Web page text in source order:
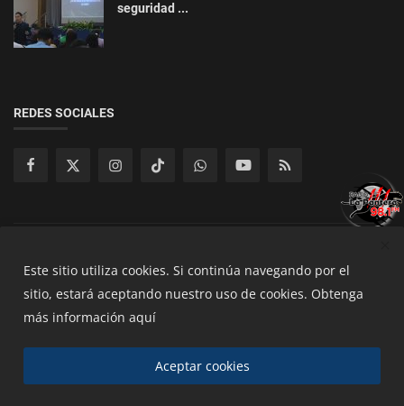
seguridad ...
REDES SOCIALES
Copyright 2025 Radios de San Mguel - All Rights Reserved.
Terminos y Condiciones
Políticas de Privacidad
Políticas de cookies
Este sitio utiliza cookies. Si continúa navegando por el
sitio, estará aceptando nuestro uso de cookies. Obtenga
más información aquí
Aceptar cookies